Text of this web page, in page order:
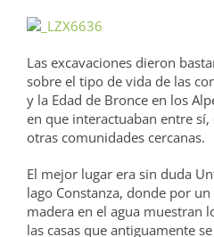
Las excavaciones dieron
sobre el tipo de vida de las
y la Edad de Bronce en los
en que interactuaban entre
otras comunidades cercanas.
El mejor lugar era sin duda
lago Constanza, donde por
madera en el agua muestran
las casas que antiguamente